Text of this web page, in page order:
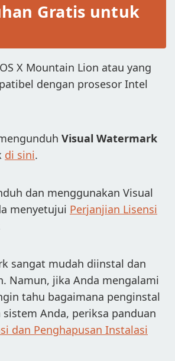
DUKUNGAN
AKTIVASI
Gratis untuk
X Mountain Lion atau yang
dengan prosesor Intel
Visual Watermark
di sini.
dan menggunakan Visual
menyetujui Perjanjian Lisensi
sangat mudah diinstal dan
Namun, jika Anda mengalami
tahu bagaimana penginstal
Anda, periksa panduan
dan Penghapusan Instalasi